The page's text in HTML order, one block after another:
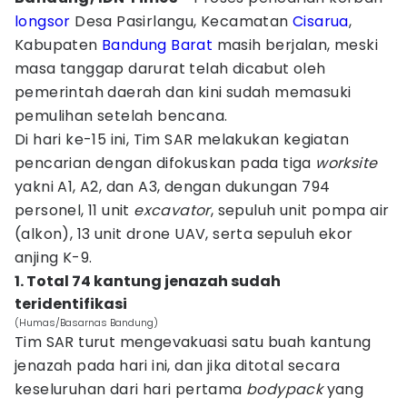
longsor Desa Pasirlangu, KecamatanCisarua,
Kabupaten Bandung Barat masih berjalan, meski
masa tanggap darurat telah dicabut oleh
pemerintah daerah dan kini sudah memasuki
pemulihan setelah bencana.
Di hari ke-15 ini, Tim SAR melakukan kegiatan
pencarian dengan difokuskan pada tiga worksite
yakni A1, A2, dan A3, dengan dukungan 794
personel, 11 unit excavator, sepuluh unit pompa air
(alkon), 13 unit drone UAV, serta sepuluh ekor
anjing K-9.
1. Total 74 kantung jenazah sudah
teridentifikasi
(Humas/Basarnas Bandung)
Tim SAR turut mengevakuasi satu buah kantung
jenazah pada hari ini, dan jika ditotal secara
keseluruhan dari hari pertama bodypackyang